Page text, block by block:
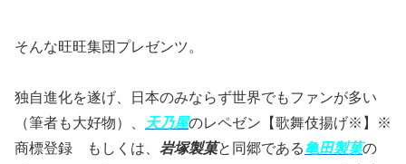
そんな旺旺集団プレゼンツ。
独自進化を遂げ、日本のみならず世界でもファンが多い
（筆者も大好物）、
天乃屋のレペゼン【歌舞伎揚げ※】※
商標登録 もしくは、 岩塚製菓と同郷である亀田製菓の